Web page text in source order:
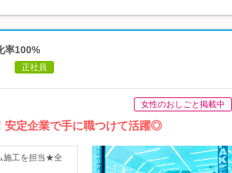
率100%
正社員
女性のおしごと掲載中
安定企業で手に職つけて活躍◎
施工を担当★全